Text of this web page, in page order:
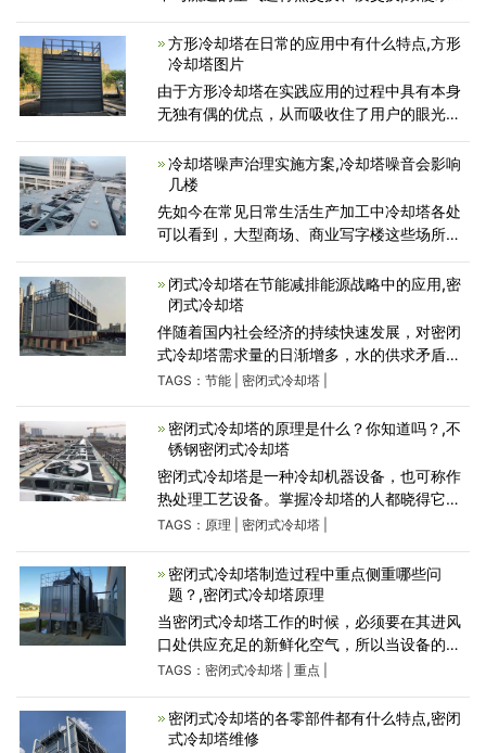
循环水系统中。在一定水处理情况下，冷却效
果是方形冷却塔
方形冷却塔在日常的应用中有什么特点,方形
冷却塔图片
由于方形冷却塔在实践应用的过程中具有本身
无独有偶的优点，从而吸收住了用户的眼光。
都具有怎样的优点呢？ 1、方形冷却塔的构造
是冷却介质采用
冷却塔噪声治理实施方案,冷却塔噪音会影响
几楼
先如今在常见日常生活生产加工中冷却塔各处
可以看到，大型商场、商业写字楼这些场所常
了不一样水平的噪音污染，冷却塔噪音源大对
住户的日常生活
闭式冷却塔在节能减排能源战略中的应用,密
闭式冷却塔
伴随着国内社会经济的持续快速发展，对密闭
式冷却塔需求量的日渐增多，水的供求矛盾更
为显著，再加之节约能源新政策和水资源管理
水的重要机器设备，闭
TAGS： 节能| 密闭式冷却塔|
密闭式冷却塔的原理是什么？你知道吗？,不
锈钢密闭式冷却塔
密闭式冷却塔是一种冷却机器设备，也可称作
热处理工艺设备。掌握冷却塔的人都晓得它的
原理是，利用塔内工业生产冷却水的用途，消
气后，把那些发热量散
TAGS： 原理 密闭式冷却塔|
密闭式冷却塔制造过程中重点侧重哪些问
题？,密闭式冷却塔原理
当密闭式冷却塔工作的时候，必须要在其进风
口处供应充足的新鲜化空气，所以当设备的位
置靠近墙壁或位于密闭空间时，必需采取相应
转向而直接流到进风
TAGS： 密闭式冷却塔| 重点
密闭式冷却塔的各零部件都有什么特点,密闭
式冷却塔维修